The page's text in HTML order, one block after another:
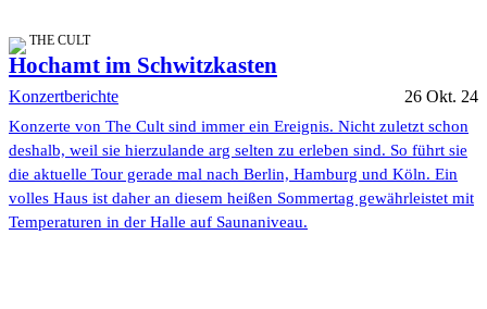
THE CULT
Hochamt im Schwitzkasten
Konzertberichte 26 Okt. 24
Konzerte von The Cult sind immer ein Ereignis. Nicht zuletzt schon
deshalb, weil sie hierzulande arg selten zu erleben sind. So führt sie
die aktuelle Tour gerade mal nach Berlin, Hamburg und Köln. Ein
volles Haus ist daher an diesem heißen Sommertag gewährleistet mit
Temperaturen in der Halle auf Saunaniveau.